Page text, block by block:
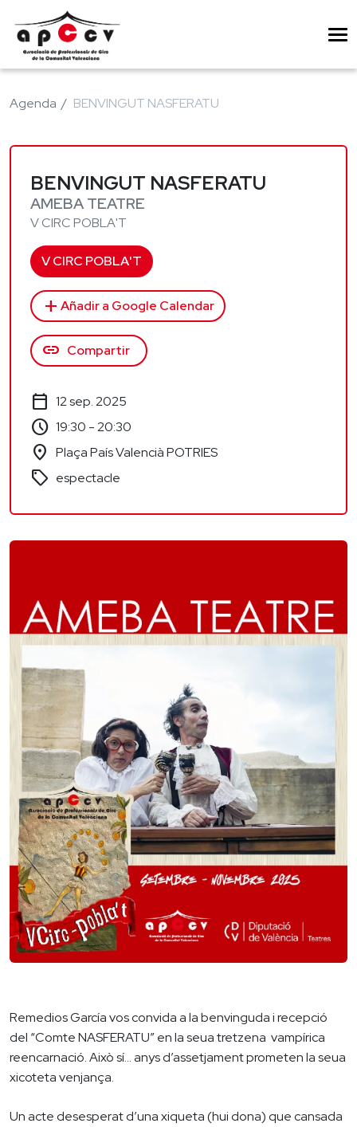
Agenda BENVINGUT NASFERATU
BENVINGUT NASFERATU
AMEBA TEATRE
V CIRC POBLA'T
V CIRC POBLA'T
add Añadir a Google Calendar
link Compartir
calendar_today 12 sep. 2025
schedule 19:30 - 20:30
location_on Plaça País Valencià POTRIES
sell espectacle
Remedios García vos convida a la benvinguda i recepció
del “Comte NASFERATU” en la seua tretzena vampírica
reencarnació. Això sí… anys d’assetjament prometen la seua
xicoteta venjança.
Un acte desesperat d’una xiqueta (hui dona) que cansada